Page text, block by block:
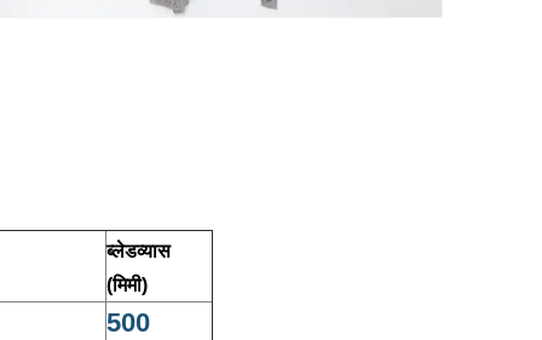
ब्लेडव्यास
(मिमी)
500